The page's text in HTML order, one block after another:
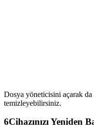
Dosya yöneticisini açarak
temizleyebilirsiniz.
6Cihazınızı Yeniden